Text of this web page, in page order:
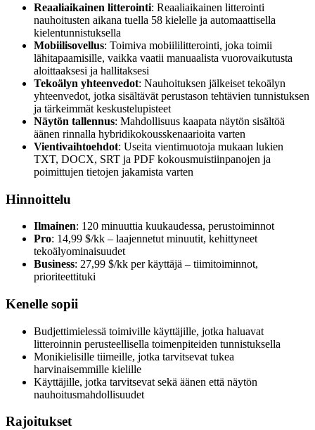
Reaaliaikainen litterointi: Reaaliaikainen litterointi
nauhoitusten aikana tuella 58 kielelle ja automaattisella
kielentunnistuksella
Mobiilisovellus: Toimiva mobiililitterointi, joka toimii
lähitapaamisille, vaikka vaatii manuaalista vuorovaikutusta
aloittaaksesi ja hallitaksesi
Tekoälyn yhteenvedot: Nauhoituksen jälkeiset tekoälyn
yhteenvedot, jotka sisältävät perustason tehtävien tunnistuksen
ja tärkeimmät keskustelupisteet
Näytön tallennus: Mahdollisuus kaapata näytön sisältöä
äänen rinnalla hybridikokousskenaarioita varten
Vientivaihtoehdot: Useita vientimuotoja mukaan lukien
TXT, DOCX, SRT ja PDF kokousmuistiinpanojen ja
poimittujen tietojen jakamista varten
Hinnoittelu
Ilmainen: 120 minuuttia kuukaudessa, perustoiminnot
Pro: 14,99 $/kk – laajennetut minuutit, kehittyneet
tekoälyominaisuudet
Business: 27,99 $/kk per käyttäjä – tiimitoiminnot,
prioriteettituki
Kenelle sopii
Budjettimielessä toimiville käyttäjille, jotka haluavat
litteroinnin perusteellisella toimenpiteiden tunnistuksella
Monikielisille tiimeille, jotka tarvitsevat tukea
harvinaisemmille kielille
Käyttäjille, jotka tarvitsevat sekä äänen että näytön
nauhoitusmahdollisuudet
Rajoitukset